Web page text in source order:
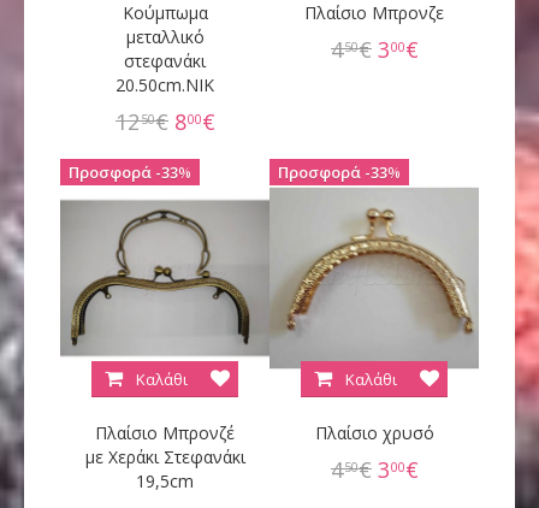
Κούμπωμα
μεταλλικό
στεφανάκι
20.50cm.ΝΙΚ
1250€ 800€
Πλαίσιο Μπρονζε
450€ 300€
Πλαίσιο Μπρονζέ
με Χεράκι Στεφανάκι
19,5cm
Καλάθι
33%
Πλαίσιο χρυσό
450€ 300€
Καλάθι
33%